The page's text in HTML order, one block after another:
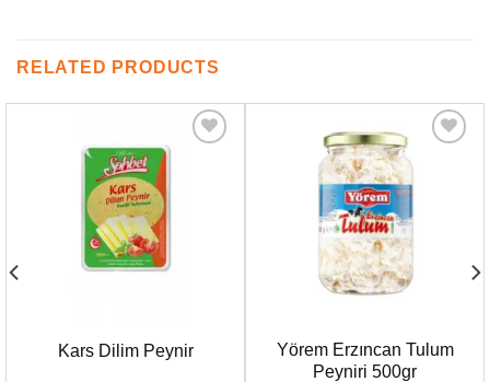
RELATED PRODUCTS
Kars Dilim Peynir
Yörem Erzıncan Tulum
Peyniri 500gr